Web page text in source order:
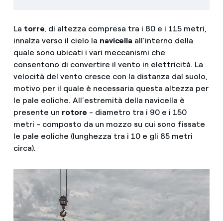
La torre, di altezza compresa tra i 80 e i 115 metri,
innalza verso il cielo la navicella all’interno della
quale sono ubicati i vari meccanismi che
consentono di convertire il vento in elettricità. La
velocità del vento cresce con la distanza dal suolo,
motivo per il quale è necessaria questa altezza per
le pale eoliche. All’estremità della navicella è
presente un rotore - diametro tra i 90 e i 150
metri - composto da un mozzo su cui sono fissate
le pale eoliche (lunghezza tra i 10 e gli 85 metri
circa).